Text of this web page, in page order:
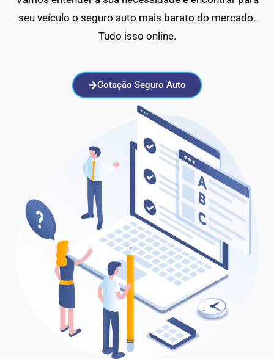
seu veículo o seguro auto mais barato do mercado.
Tudo isso online.
Cotação Seguro Auto